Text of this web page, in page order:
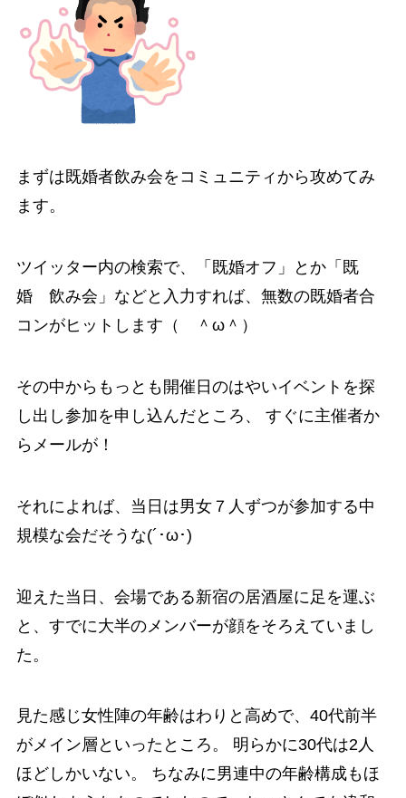
まずは既婚者飲み会をコミュニティから攻めてみ
ます。
ツイッター内の検索で、「既婚オフ」とか「既
婚 飲み会」などと入力すれば、無数の既婚者合
コンがヒットします（ ＾ω＾）
その中からもっとも開催日のはやいイベントを探
し出し参加を申し込んだところ、 すぐに主催者か
らメールが！
それによれば、当日は男女７人ずつが参加する中
規模な会だそうな(´･ω･)
迎えた当日、会場である新宿の居酒屋に足を運ぶ
と、すでに大半のメンバーが顔をそろえていまし
た。
見た感じ女性陣の年齢はわりと高めで、40代前半
がメイン層といったところ。 明らかに30代は2人
ほどしかいない。 ちなみに男連中の年齢構成もほ